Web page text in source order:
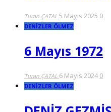
Turan ÇATAL 5 Mayıs 2025 0
DENİZLER ÖLMEZ
6 Mayıs 1972
Turan ÇATAL 6 Mayıs 2024 0
DENİZLER ÖLMEZ